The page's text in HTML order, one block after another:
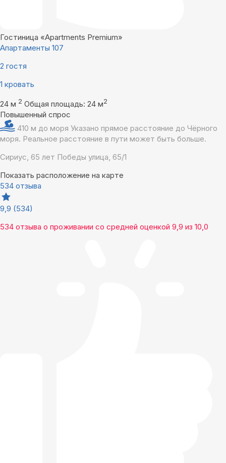
Гостиница «Apartments Premium»
Апартаменты 107
2 гостя
1 кровать
24 м 2 Общая площадь: 24 м2
Повышенный спрос
410 м до моря Указано прямое расстояние до Чёрного
моря. Реальное расстояние в пути может быть больше.
Сириус, 65 лет Победы улица, 65/1
Показать расположение на карте
534 отзыва
9,9 (534)
534 отзыва о проживании со средней оценкой 9,9 из 10,0